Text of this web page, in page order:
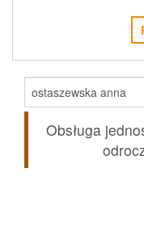
Obsługa